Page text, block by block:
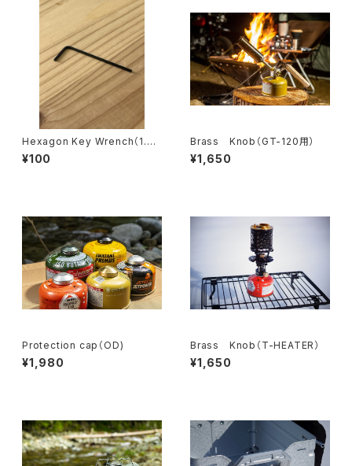
Hexagon Key Wrench（1.5
mm）
¥100
Brass Knob（GT-120用）
¥1,650
Protection cap（OD)
¥1,980
Brass Knob（T-HEATER）
¥1,650